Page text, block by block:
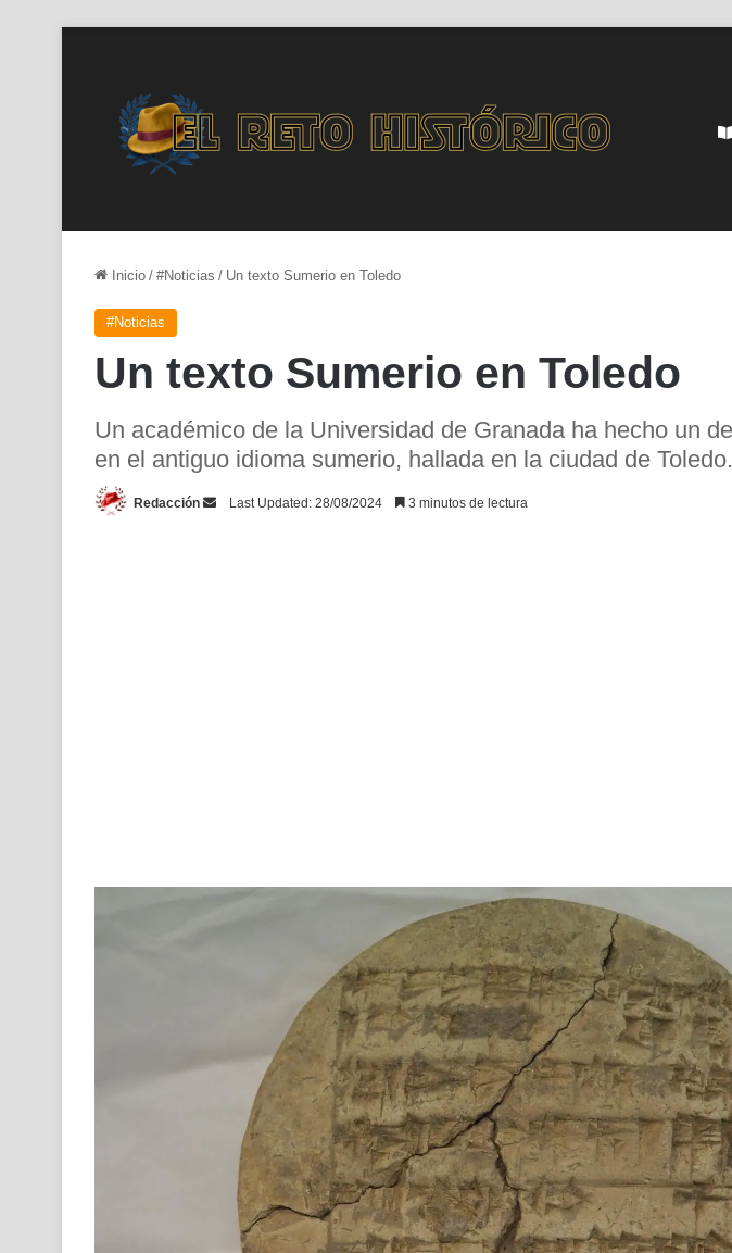
Inicio / #Noticias / Un texto Sumerio en Toledo
#Noticias
Un texto Sumerio en Toledo
Un académico de la Universidad de Granada ha hecho un
en el antiguo idioma sumerio, hallada en la ciudad de Toledo.
Redacción
SendLast Updated: 28/08/2024 3 minutos de lectura